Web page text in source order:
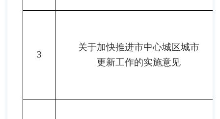
3
关于加快推进市中心城区城市
更新工作的实施意见